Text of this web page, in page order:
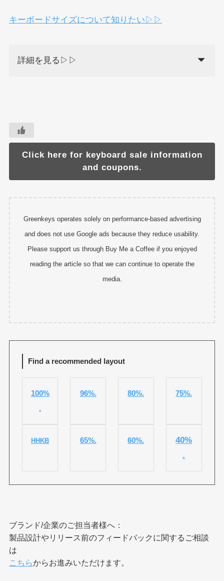
キーボードサイズについて知りたい▷▷
詳細を見る▷▷
Click here for keyboard sale information
and coupons.
Greenkeys operates solely on performance-based advertising
and does not use Google ads because they reduce usability.
Please support us through Buy Me a Coffee if you enjoyed
reading the article so that we can continue to operate the
media.
Find a recommended layout
100%
.
96%. 80%. 75%.
HHKB 65%. 60%.
40%
.
ブランド/企業のご担当者様へ：
製品設計やリリース前のフィードバックに関するご相談
は
こちらからお進みいただけます。